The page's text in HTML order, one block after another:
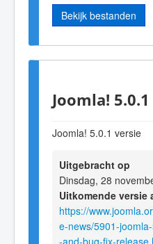
Bekijk bestanden
Joomla! 5.0.1
Joomla! 5.0.1 versie
Uitgebracht op
Dinsdag, 28
Uitkomende versie
https://
e-news/5901-
-and-bug-fix-